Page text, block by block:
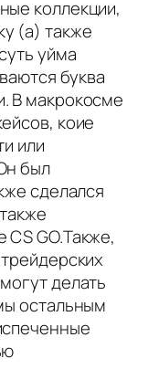
коллекции,
(а) также
уйма
буква
В макрокосме
коие
или
был
сделался
GO.Также,
делать
остальным